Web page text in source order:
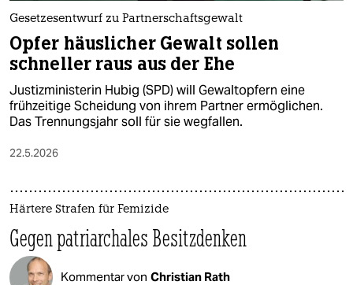
Gesetzesentwurf zu Partnerschaftsgewalt
Opfer häuslicher Gewalt sollen
schneller raus aus der Ehe
Justizministerin Hubig (SPD) will Gewaltopfern eine
frühzeitige Scheidung von ihrem Partner ermöglichen.
Das Trennungsjahr soll für sie wegfallen.
22.5.2026
Härtere Strafen für Femizide
Gegen patriarchales Besitzdenken
Kommentar von Christian Rath